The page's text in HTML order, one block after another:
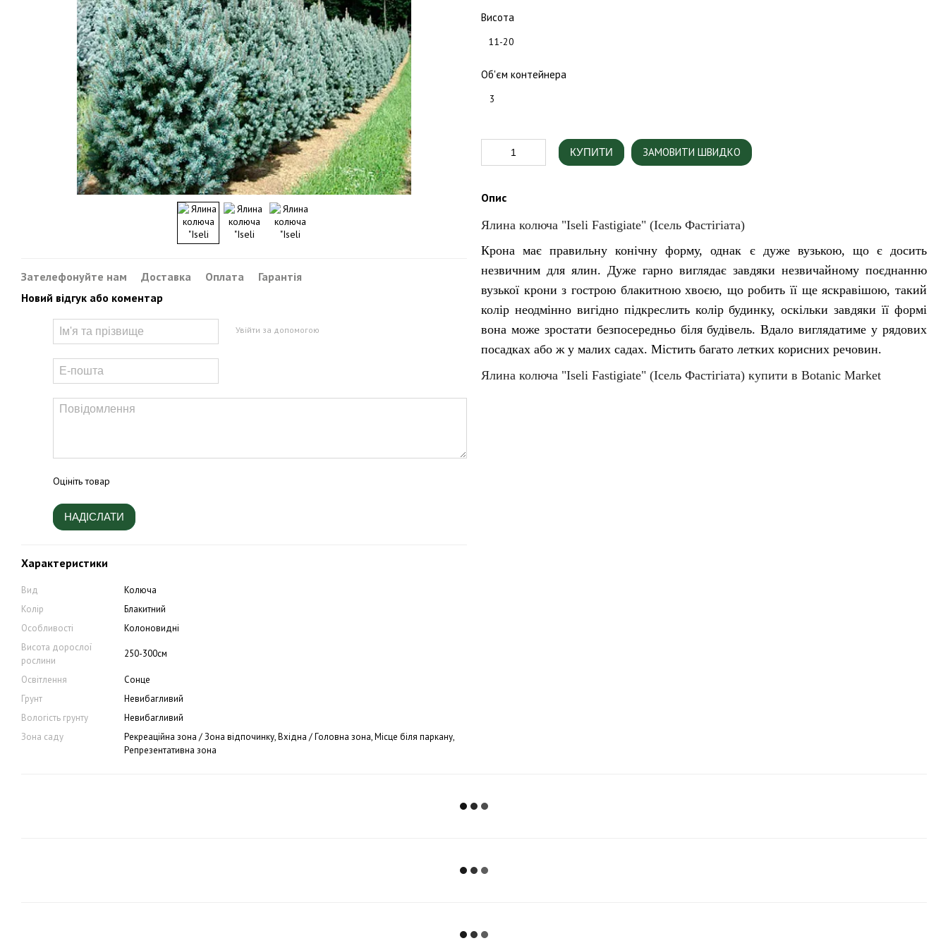
Зателефонуйте нам Доставка Оплата
Гарантія
Новий відгук або коментар
Увійти за допомогою
Оцініть товар
НАДІСЛАТИ
Характеристики
Вид
Колюча
Колір
Блакитний
Особливості
Колоновидні
Висота дорослої
рослини
250-300см
Освітлення
Сонце
Грунт
Невибагливий
Вологість грунту
Невибагливий
Зона саду
Рекреаційна зона / Зона відпочинку, Вхідна / Головна зона, Місце біля паркану,
Репрезентативна зона
Висота
11-20
Об'єм контейнера
3
КУПИТИ ЗАМОВИТИ ШВИДКО
Опис
Ялина колюча "Iseli Fastigiate" (Ісель Фастігіата)
Крона має правильну конічну форму, однак є дуже вузькою, що є досить
незвичним для ялин. Дуже гарно виглядає завдяки незвичайному поєднанню
вузької крони з гострою блакитною хвоєю, що робить її ще яскравішою, такий
колір неодмінно вигідно підкреслить колір будинку, оскільки завдяки її формі
вона може зростати безпосередньо біля будівель. Вдало виглядатиме у рядових
посадках або ж у малих садах. Містить багато летких корисних речовин.
Ялина колюча "Iseli Fastigiate" (Ісель Фастігіата) купити в Botanic Market